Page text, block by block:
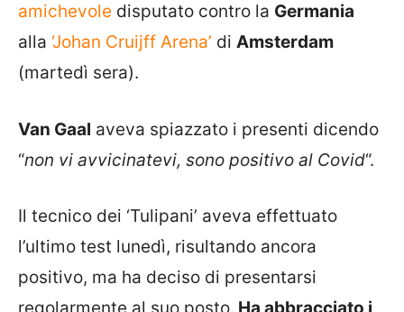
amichevole disputato contro la Germania
alla ‘Johan Cruijff Arena’ di Amsterdam
(martedì sera).
Van Gaal aveva spiazzato i presenti dicendo
“non vi avvicinatevi, sono positivo al Covid“.
Il tecnico dei ‘Tulipani’ aveva effettuato
l’ultimo test lunedì, risultando ancora
positivo, ma ha deciso di presentarsi